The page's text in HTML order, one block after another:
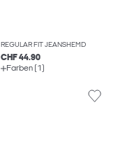
REGULAR FIT JEANSHEMD
CHF 44.90
Farben (1)